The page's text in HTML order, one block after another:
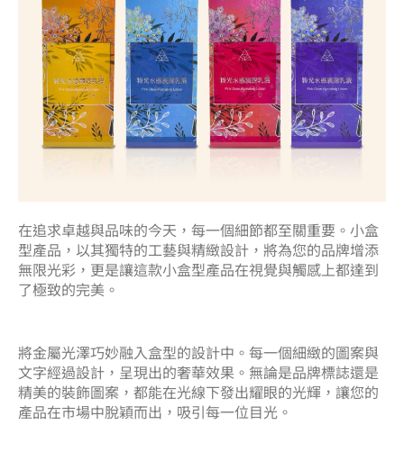
在追求卓越與品味的今天，每一個細節都至關重要。小盒
型產品，以其獨特的工藝與精緻設計，將為您的品牌增添
無限光彩，更是讓這款小盒型產品在視覺與觸感上都達到
了極致的完美。
將金屬光澤巧妙融入盒型的設計中。每一個細緻的圖案與
文字經過設計，呈現出的奢華效果。無論是品牌標誌還是
精美的裝飾圖案，都能在光線下發出耀眼的光輝，讓您的
產品在市場中脫穎而出，吸引每一位目光。